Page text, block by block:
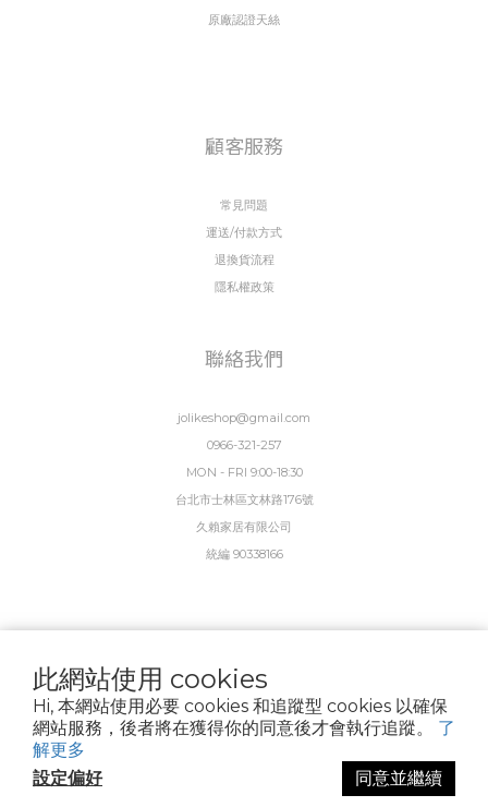
此網站使用 cookies
Hi, 本網站使用必要 cookies 和追蹤型 cookies 以確保
網站服務，後者將在獲得你的同意後才會執行追蹤。 了
解更多
設定偏好
同意並繼續
原廠認證天絲
顧客服務
常見問題
運送/付款方式
退換貨流程
隱私權政策
聯絡我們
jolikeshop@gmail.com
0966-321-257
MON - FRI 9:00-18:30
台北市士林區文林路176號
久賴家居有限公司
統編 90338166